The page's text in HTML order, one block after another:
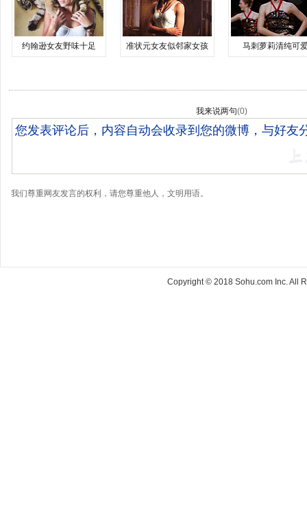
约翰逊女友野味十足 准状元女友似邻家女孩 马刺萝莉清纯可
我来说两句(0)
我们尊重网友发言的权利，请您尊重他人，文明用语。
Copyright © 2018 Sohu.com Inc. All